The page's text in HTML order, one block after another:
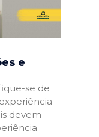
e
se de
devem